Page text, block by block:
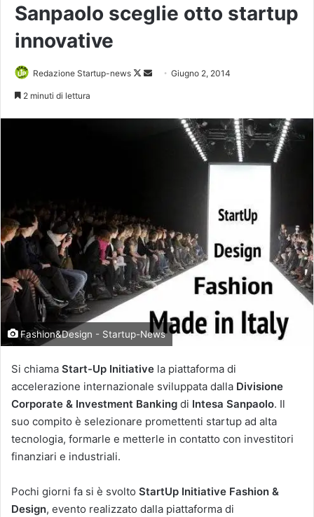
Sanpaolo sceglie otto startup
innovative
Redazione Startup-news
Follow
Invia Giugno 2, 2014
2 minuti di lettura
Fashion&Design - Startup-News
Si chiama Start-Up Initiative la piattaforma di
accelerazione internazionale sviluppata dalla Divisione
Corporate & Investment Banking di Intesa Sanpaolo. Il
suo compito è selezionare promettenti startup ad alta
tecnologia, formarle e metterle in contatto con investitori
finanziari e industriali.
Pochi giorni fa si è svolto StartUp Initiative Fashion &
Design, evento realizzato dalla piattaforma di